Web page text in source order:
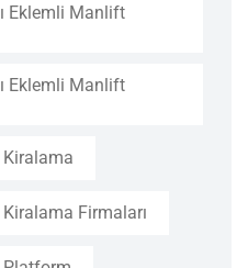
Eklemli Manlift
Eklemli Manlift
Firmaları